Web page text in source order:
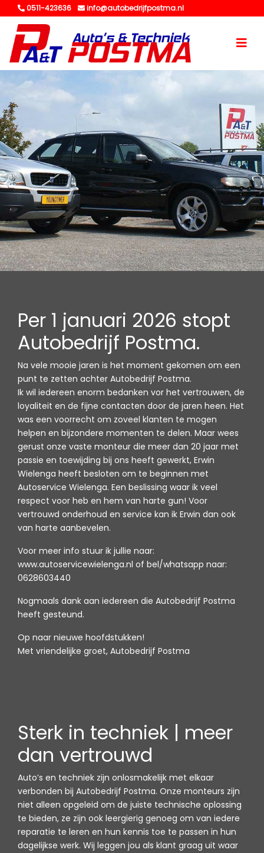
0511-423636 info@autobedrijfpostma.nl
Per 1 januari 2026 stopt
Autobedrijf Postma.
Na vele mooie jaren is het moment gekomen om een
punt te zetten achter Autobedrijf Postma.
Ik wil iedereen enorm bedanken vor het vertrouwen, de
loyaliteit en de fijne contacten door de jaren heen. Het
was een voorrecht om zoveel klanten te mogen
helpen en bijzondere momenten te delen. Maar wees
gerust onze vaste monteur die meer dan 20 jaar met
passie en toewijding bij ons heeft gewerkt, Erwin
Wielenga heeft besloten om te beginnen met
Autoservice Wielenga. Een beslissing waar ik veel
respect voor heb en hem van harte gun! Voor
vertrouwd onderhoud en service kan ik Erwin dan ook
van harte aanbevelen.
Voor meer info stuur ik jullie naar:
www.autoservicewielenga.nl of bel/whatsapp naar:
0628603440
Nogmaals dank aan iedereen die Autobedrijf Postma
heeft gesteund.
Op naar nieuwe hoofdstukken!
Met vriendelijke groet, Autobedrijf Postma
Sterk in techniek | meer
dan vertrouwd
Auto’s en techniek zijn onlosmakelijk met elkaar
verbonden bij Autobedrijf Postma. Onze monteurs zijn
niet alleen opgeleid om de juiste technische oplossing
te bieden, ze zijn ook leergierig genoeg om van iedere
reparatie te leren en hun kennis toe te passen in hun
dagelijkse werk. Wij leggen jou als klant graag uit waar